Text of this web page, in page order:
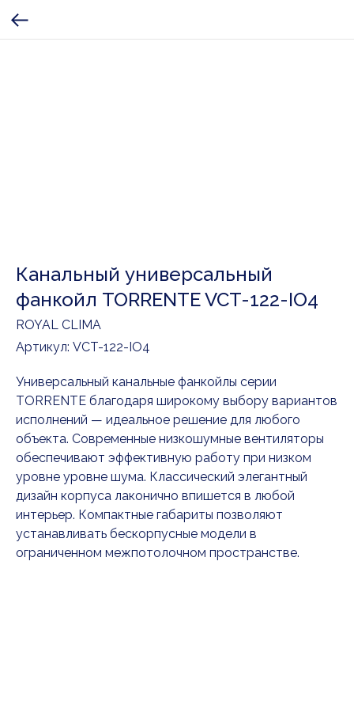
Канальный универсальный
фанкойл TORRENTE VCT-122-IO4
ROYAL CLIMA
Артикул: VCT-122-IO4
Универсальный канальные фанкойлы серии
TORRENTE благодаря широкому выбору вариантов
исполнений — идеальное решение для любого
объекта. Современные низкошумные вентиляторы
обеспечивают эффективную работу при низком
уровне уровне шума. Классический элегантный
дизайн корпуса лаконично впишется в любой
интерьер. Компактные габариты позволяют
устанавливать бескорпусные модели в
ограниченном межпотолочном пространстве.